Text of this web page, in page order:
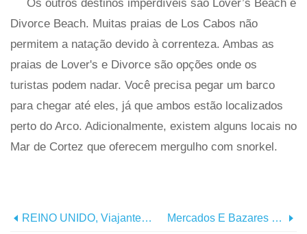
Os outros destinos imperdíveis são Lover’s Beach e
Divorce Beach. Muitas praias de Los Cabos não
permitem a natação devido à correnteza. Ambas as
praias de Lover's e Divorce são opções onde os
turistas podem nadar. Você precisa pegar um barco
para chegar até eles, já que ambos estão localizados
perto do Arco. Adicionalmente, existem alguns locais no
Mar de Cortez que oferecem mergulho com snorkel.
REINO UNIDO, Viajantes Do Canadá Oferecem Dicas De Viagem Para Cuba Mercados E Bazares Em Todo O Mundo